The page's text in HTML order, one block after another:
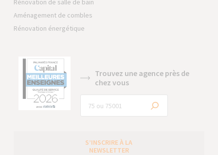
Rénovation de salle de bain
Aménagement de combles
Rénovation énergétique
Trouvez une agence près de
chez vous
S’INSCRIRE À LA
NEWSLETTER